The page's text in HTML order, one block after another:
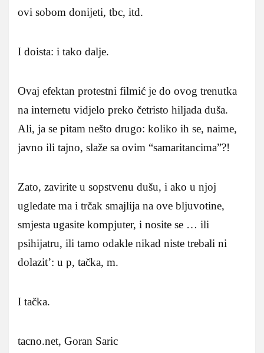
ovi sobom donijeti, tbc, itd.
I doista: i tako dalje.
Ovaj efektan protestni filmić je do ovog trenutka
na internetu vidjelo preko četristo hiljada duša.
Ali, ja se pitam nešto drugo: koliko ih se, naime,
javno ili tajno, slaže sa ovim “samaritancima”?!
Zato, zavirite u sopstvenu dušu, i ako u njoj
ugledate ma i trčak smajlija na ove bljuvotine,
smjesta ugasite kompjuter, i nosite se … ili
psihijatru, ili tamo odakle nikad niste trebali ni
dolazit’: u p, tačka, m.
I tačka.
tacno.net, Goran Saric